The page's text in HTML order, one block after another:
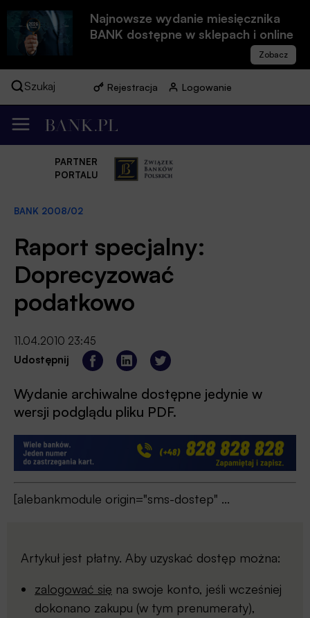
Najnowsze wydanie miesięcznika
BANK dostępne w sklepach i online
Szukaj Rejestracja Logowanie
PARTNER
PORTALU
BANK 2008/02
Raport specjalny:
Doprecyzować
podatkowo
11.04.2010 23:45
Udostępnij
Wydanie archiwalne dostępne jedynie w
wersji podglądu pliku PDF.
[alebankmodule origin="sms-dostep" ...
Artykuł jest płatny. Aby uzyskać dostęp można:
zalogować się na swoje konto, jeśli wcześniej
dokonano zakupu (w tym prenumeraty),